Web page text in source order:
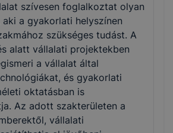
szívesen foglalkoztat olyan
a gyakorlati helyszínen
szükséges tudást. A
alatt vállalati projektekben
a vállalat által
és gyakorlati
oktatásban is
Az adott szakterületen a
vállalati